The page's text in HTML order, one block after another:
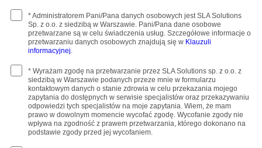
* Administratorem Pani/Pana danych osobowych jest SLA Solutions
Sp. z o.o. z siedzibą w Warszawie. Pani/Pana dane osobowe
przetwarzane są w celu świadczenia usług. Szczegółowe informacje o
przetwarzaniu danych osobowych znajdują się w Klauzuli
informacyjnej.
* Wyrażam zgodę na przetwarzanie przez SLA Solutions sp. z o.o. z
siedzibą w Warszawie podanych przeze mnie w formularzu
kontaktowym danych o stanie zdrowia w celu przekazania mojego
zapytania do dostępnych w serwisie specjalistów oraz przekazywaniu
odpowiedzi tych specjalistów na moje zapytania. Wiem, że mam
prawo w dowolnym momencie wycofać zgodę. Wycofanie zgody nie
wpływa na zgodność z prawem przetwarzania, którego dokonano na
podstawie zgody przed jej wycofaniem.